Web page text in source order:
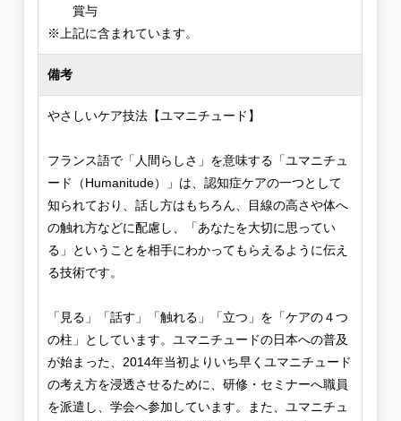
賞与
※上記に含まれています。
備考
やさしいケア技法【ユマニチュード】
フランス語で「人間らしさ」を意味する「ユマニチュ
ード（Humanitude）」は、認知症ケアの一つとして
知られており、話し方はもちろん、目線の高さや体へ
の触れ方などに配慮し、「あなたを大切に思ってい
る」ということを相手にわかってもらえるように伝え
る技術です。
「見る」「話す」「触れる」「立つ」を「ケアの４つ
の柱」としています。ユマニチュードの日本への普及
が始まった、2014年当初よりいち早くユマニチュード
の考え方を浸透させるために、研修・セミナーへ職員
を派遣し、学会へ参加しています。また、ユマニチュ